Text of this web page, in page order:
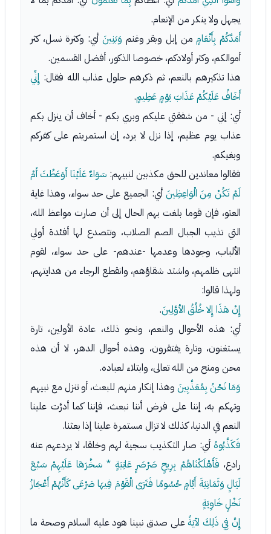
يجهل ولا ينكر من الإنعام.
أَمَدَّكُمْ بِأَنْعَامٍمن إبل وبقر وغنم وَبَنِينَ أي: وكثرة نسل، كثر
أموالكم، وكثر أولادكم، خصوصا الذكور، أفضل القسمين.
هذا تذكيرهم بالنعم، ثم ذكرهم حلول عذاب الله فقال: إِنِّي
أَخَافُ عَلَيْكُمْ عَذَابَ يَوْمٍ عَظِيمٍ.
أي: إني - من شفقتي عليكم وبري بكم - أخاف أن ينزل بكم
عذاب يوم عظيم، إذا نزل لا يرد، إن استمريتم على كفركم
وبغيكم.
فقالوا معاندين للحق مكذبين لنبيهم: سَوَاءٌ عَلَيْنَا أَوَعَظْتَ أَمْ
لَمْ تَكُنْ مِنَ الْوَاعِظِينَ أي: الجميع على حد سواء، وهذا غاية
العتو، فإن قوما بلغت بهم الحال إلى أن صارت مواعظ الله،
التي تذيب الجبال الصم الصلاب، وتتصدع لها أفئدة أولي
الألباب، وجودها وعدمها -عندهم- على حد سواء، لقوم
انتهى ظلمهم، واشتد شقاؤهم، وانقطع الرجاء من هدايتهم،
ولهذا قالوا:
إِنْ هَذَا إِلا خُلُقُ الأوَّلِينَ.
أي: هذه الأحوال والنعم، ونحو ذلك، عادة الأولين، تارة
يستغنون، وتارة يفتقرون، وهذه أحوال الدهر، لا أن هذه
محن ومنح من الله تعالى، وابتلاء لعباده.
وَمَا نَحْنُ بِمُعَذَّبِينَ وهذا إنكار منهم للبعث، أو تنزل مع نبيهم
وتهكم به، إننا على فرض أننا نبعث، فإننا كما أدرَّت علينا
النعم في الدنيا، كذلك لا تزال مستمرة علينا إذا بعثنا.
فَكَذَّبُوهُ أي: صار التكذيب سجية لهم وخلقا، لا يردعهم عنه
رادع، فَأَهْلَكْنَاهُمْ بِرِيحٍ صَرْصَرٍ عَاتِيَةٍ * سَخَّرَهَا عَلَيْهِمْ سَبْعَ
لَيَالٍ وَثَمَانِيَةَ أَيَّامٍ حُسُومًا فَتَرَى الْقَوْمَ فِيهَا صَرْعَى كَأَنَّهُمْ أَعْجَازُ
نَخْلٍ خَاوِيَةٍ
إِنَّ فِي ذَلِكَ لآيَةً على صدق نبينا هود عليه السلام وصحة ما